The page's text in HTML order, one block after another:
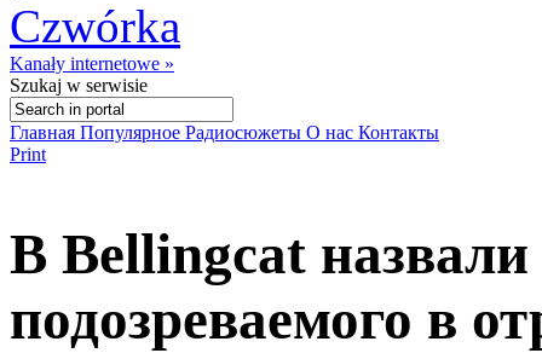
Kanały internetowe »
Szukaj w serwisie
Главная Популярное Радиосюжеты О нас Контакты
Print
В Bellingcat
подозреваемого в